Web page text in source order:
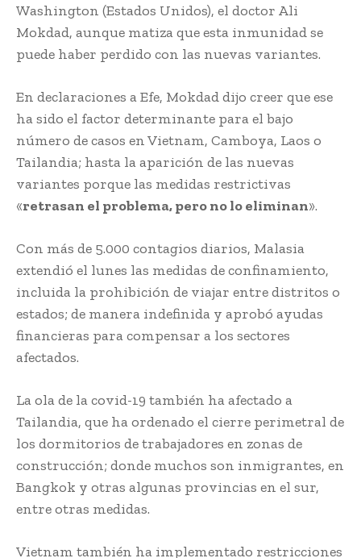
Washington (Estados Unidos), el doctor Ali
Mokdad, aunque matiza que esta inmunidad se
puede haber perdido con las nuevas variantes.
En declaraciones a Efe, Mokdad dijo creer que ese
ha sido el factor determinante para el bajo
número de casos en Vietnam, Camboya, Laos o
Tailandia; hasta la aparición de las nuevas
variantes porque las medidas restrictivas
«retrasan el problema, pero no lo eliminan».
Con más de 5.000 contagios diarios, Malasia
extendió el lunes las medidas de confinamiento,
incluida la prohibición de viajar entre distritos o
estados; de manera indefinida y aprobó ayudas
financieras para compensar a los sectores
afectados.
La ola de la covid-19 también ha afectado a
Tailandia, que ha ordenado el cierre perimetral de
los dormitorios de trabajadores en zonas de
construcción; donde muchos son inmigrantes, en
Bangkok y otras algunas provincias en el sur,
entre otras medidas.
Vietnam también ha implementado restricciones